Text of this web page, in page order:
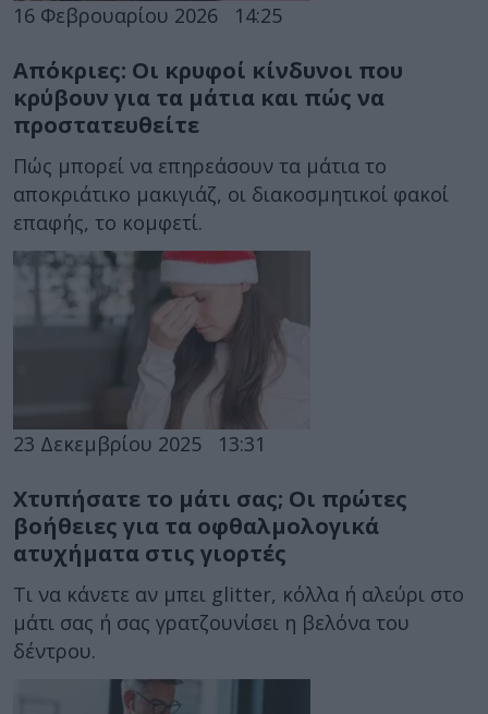
16 Φεβρουαρίου 2026 14:25
Απόκριες: Οι κρυφοί κίνδυνοι που
κρύβουν για τα μάτια και πώς να
προστατευθείτε
Πώς μπορεί να επηρεάσουν τα μάτια το
αποκριάτικο μακιγιάζ, οι διακοσμητικοί φακοί
επαφής, το κομφετί.
23 Δεκεμβρίου 2025 13:31
Χτυπήσατε το μάτι σας; Οι πρώτες
βοήθειες για τα οφθαλμολογικά
ατυχήματα στις γιορτές
Τι να κάνετε αν μπει glitter, κόλλα ή αλεύρι στο
μάτι σας ή σας γρατζουνίσει η βελόνα του
δέντρου.